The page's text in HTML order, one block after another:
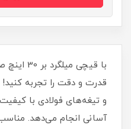
با قیچی
قدرت و دقت را تجربه کنید!
و تیغه‌های فولادی با
آسانی انجام می‌دهد.